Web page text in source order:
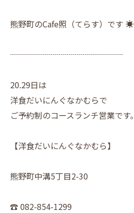
熊野町のCafe照（てらす）です ☀︎
┈┈┈┈┈┈┈┈┈┈┈┈┈┈
20.29日は
洋食だいにんぐなかむらで
ご予約制のコースランチ営業です。
【洋食だいにんぐなかむら】
熊野町中溝5丁目2-30
☎︎ 082-854-1299